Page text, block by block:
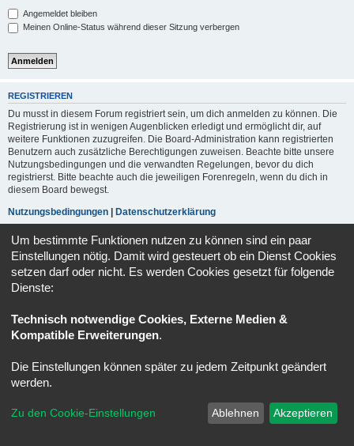
Angemeldet bleiben
Meinen Online-Status während dieser Sitzung verbergen
REGISTRIEREN
Du musst in diesem Forum registriert sein, um dich anmelden zu können. Die
Registrierung ist in wenigen Augenblicken erledigt und ermöglicht dir, auf
weitere Funktionen zuzugreifen. Die Board-Administration kann registrierten
Benutzern auch zusätzliche Berechtigungen zuweisen. Beachte bitte unsere
Nutzungsbedingungen und die verwandten Regelungen, bevor du dich
registrierst. Bitte beachte auch die jeweiligen Forenregeln, wenn du dich in
diesem Board bewegst.
Nutzungsbedingungen
Datenschutzerklärung
Registrieren
Portal
Powered by phpBB
® Forum Software © phpBB Limited
Deutsche Übersetzung durch
Datenschutz |
Um bestimmte Funktionen nutzen zu können sind ein paar
Einstellungen nötig. Damit wird gesteuert ob ein Dienst Cookies
setzen darf oder nicht. Es werden Cookies gesetzt für folgende
Dienste:
Technisch notwendige Cookies, Externe Medien &
Kompatible Erweiterungen.
Die Einstellungen können später zu jedem Zeitpunkt geändert
werden.
Zu den Cookie-Einstellungen Ablehnen Akzeptieren